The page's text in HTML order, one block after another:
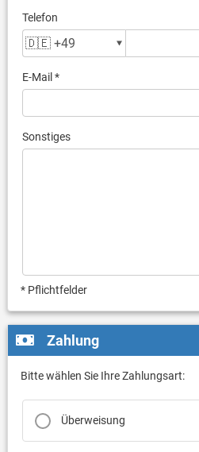
Telefon
E-Mail *
Sonstiges
* Pflichtfelder
Zahlung
Bitte wählen Sie Ihre Zahlungsart:
Überweisung